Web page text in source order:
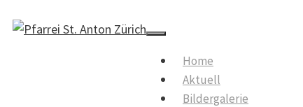
Home
Aktuell
Bildergalerie